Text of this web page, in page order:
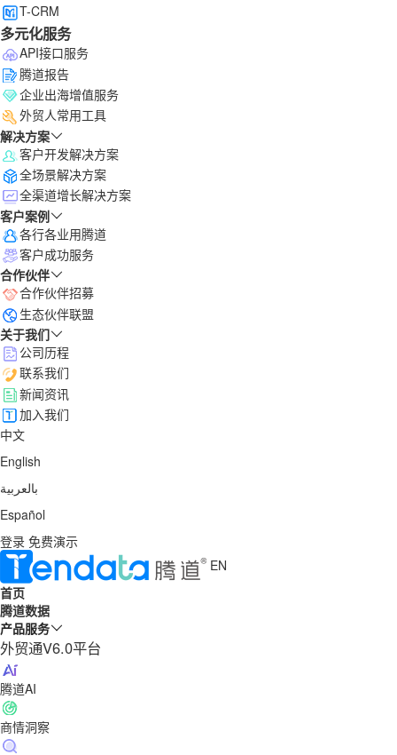
T-CRM
多元化服务
API接口服务
腾道报告
企业出海增值服务
外贸人常用工具
解决方案
客户开发解决方案
全场景解决方案
全渠道增长解决方案
客户案例
各行各业用腾道
客户成功服务
合作伙伴
合作伙伴招募
生态伙伴联盟
关于我们
公司历程
联系我们
新闻资讯
加入我们
中文
English
بالعربية
Español
登录 免费演示
EN
首页
腾道数据
产品服务
外贸通V6.0平台
腾道AI
商情洞察